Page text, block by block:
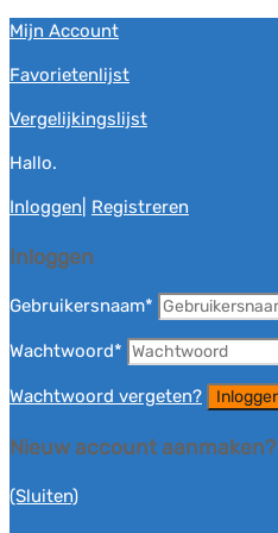
Mijn Account
Favorietenlijst
Vergelijkingslijst
Hallo.
Inloggen Registreren
Inloggen
Gebruikersnaam*
Wachtwoord*
Wachtwoord vergeten?
Nieuw account aanmaken?
(Sluiten)